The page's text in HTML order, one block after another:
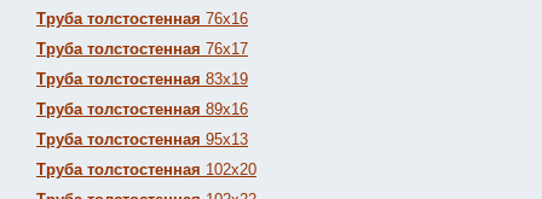
Труба толстостенная 76х16
Труба толстостенная 76х17
Труба толстостенная 83х19
Труба толстостенная 89х16
Труба толстостенная 95х13
Труба толстостенная 102х20